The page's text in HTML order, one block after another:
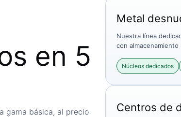
en 5
gama básica, al precio
Metal
Nuestra línea
con
Núcleos dedicados
Centros de